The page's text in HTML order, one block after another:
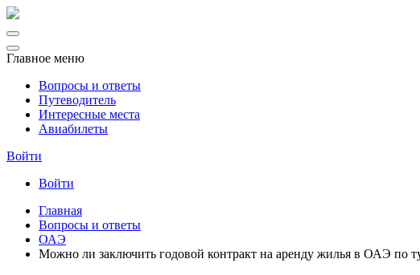
Главное меню
Вопросы и ответы
Путеводитель
Интересные места
Авиабилеты
Войти
Войти
Главная
Вопросы и ответы
ОАЭ
Можно ли заключить годовой контракт на аренду жилья в ОАЭ по